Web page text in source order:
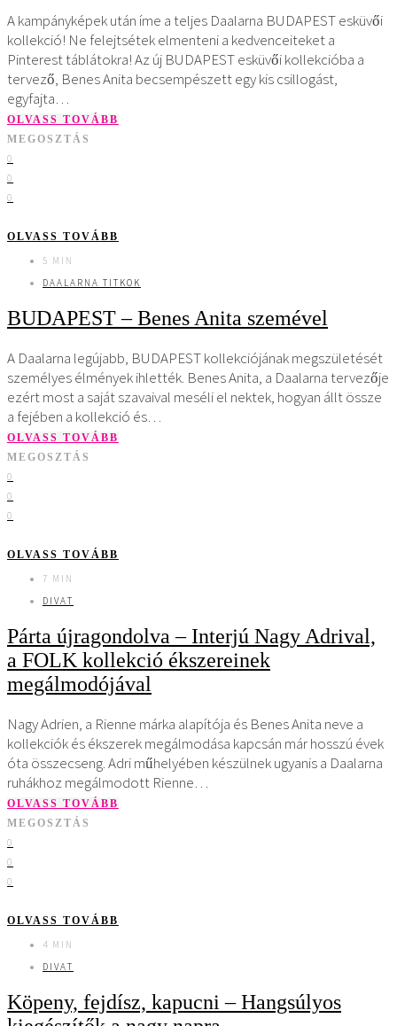
A kampányképek után íme a teljes Daalarna BUDAPEST esküvői
kollekció! Ne felejtsétek elmenteni a kedvenceiteket a
Pinterest táblátokra! Az új BUDAPEST esküvői kollekcióba a
tervező, Benes Anita becsempészett egy kis csillogást,
egyfajta…
OLVASS TOVÁBB
MEGOSZTÁS
0
0
0
OLVASS TOVÁBB
5 MIN
DAALARNA TITKOK
BUDAPEST – Benes Anita szemével
A Daalarna legújabb, BUDAPEST kollekciójának megszületését
személyes élmények ihlették. Benes Anita, a Daalarna tervezője
ezért most a saját szavaival meséli el nektek, hogyan állt össze
a fejében a kollekció és…
OLVASS TOVÁBB
MEGOSZTÁS
0
0
0
OLVASS TOVÁBB
7 MIN
DIVAT
Párta újragondolva – Interjú Nagy Adrival,
a FOLK kollekció ékszereinek
megálmodójával
Nagy Adrien, a Rienne márka alapítója és Benes Anita neve a
kollekciók és ékszerek megálmodása kapcsán már hosszú évek
óta összecseng. Adri műhelyében készülnek ugyanis a Daalarna
ruhákhoz megálmodott Rienne…
OLVASS TOVÁBB
MEGOSZTÁS
0
0
0
OLVASS TOVÁBB
4 MIN
DIVAT
Köpeny, fejdísz, kapucni – Hangsúlyos